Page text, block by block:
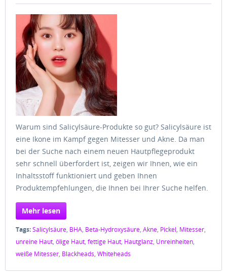
Warum sind Salicylsäure-Produkte so gut? Salicylsäure ist
eine Ikone im Kampf gegen Mitesser und Akne. Da man
bei der Suche nach einem neuen Hautpflegeprodukt
sehr schnell überfordert ist, zeigen wir Ihnen, wie ein
Inhaltsstoff funktioniert und geben Ihnen
Produktempfehlungen, die Ihnen bei Ihrer Suche helfen.
Mehr lesen
Tags:Salicylsäure, BHA, Beta-Hydroxysäure, Akne, Pickel, Mitesser,
unreine Haut, ölige Haut, fettige Haut, Hautglanz, Unreinheiten,
weiße Mitesser, Blackheads, Whiteheads